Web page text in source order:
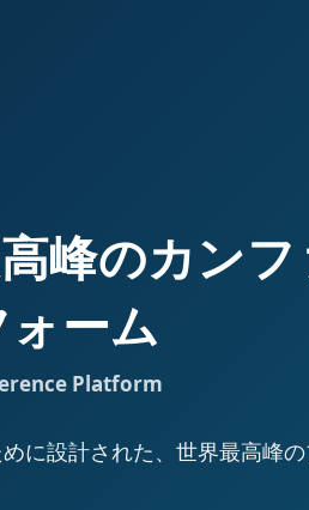
峰のカンフ
ーム
Platform
に設計された、世界最高峰の